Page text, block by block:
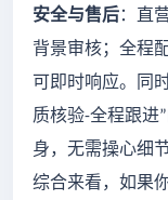
安全与售后：直
背景审核；全程
可即时响应。同
质核验-全程跟进”
身，无需操心细节
综合来看，如果